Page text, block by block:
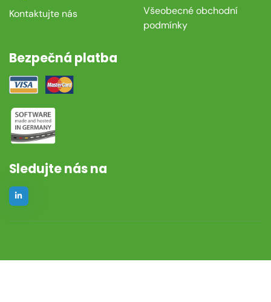
Kontaktujte nás
Všeobecné obchodní
podmínky
Bezpečná platba
Sledujte nás na